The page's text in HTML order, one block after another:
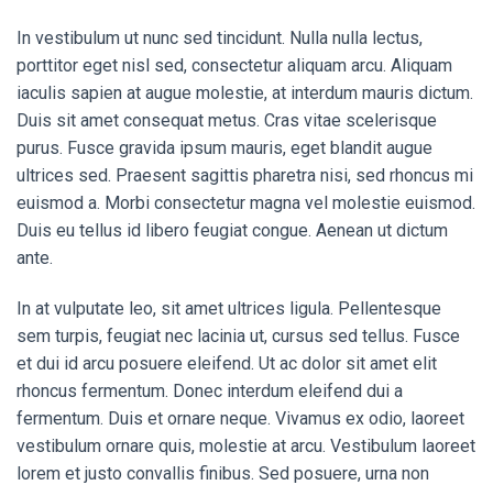
In vestibulum ut nunc sed tincidunt. Nulla nulla lectus,
porttitor eget nisl sed, consectetur aliquam arcu. Aliquam
iaculis sapien at augue molestie, at interdum mauris dictum.
Duis sit amet consequat metus. Cras vitae scelerisque
purus. Fusce gravida ipsum mauris, eget blandit augue
ultrices sed. Praesent sagittis pharetra nisi, sed rhoncus mi
euismod a. Morbi consectetur magna vel molestie euismod.
Duis eu tellus id libero feugiat congue. Aenean ut dictum
ante.
In at vulputate leo, sit amet ultrices ligula. Pellentesque
sem turpis, feugiat nec lacinia ut, cursus sed tellus. Fusce
et dui id arcu posuere eleifend. Ut ac dolor sit amet elit
rhoncus fermentum. Donec interdum eleifend dui a
fermentum. Duis et ornare neque. Vivamus ex odio, laoreet
vestibulum ornare quis, molestie at arcu. Vestibulum laoreet
lorem et justo convallis finibus. Sed posuere, urna non